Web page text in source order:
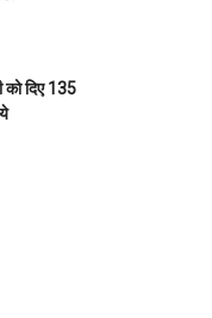
को दिए 135